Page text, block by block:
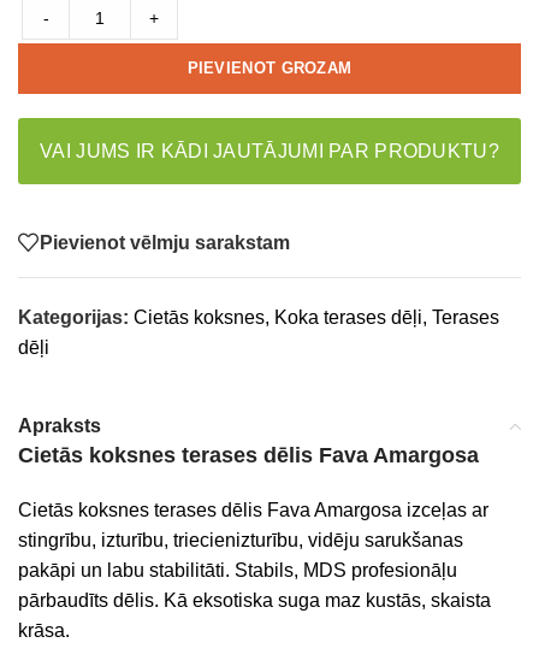
- +
PIEVIENOT GROZAM
VAI JUMS IR KĀDI JAUTĀJUMI PAR PRODUKTU?
Pievienot vēlmju sarakstam
Kategorijas: Cietās koksnes, Koka terases dēļi, Terases
dēļi
Apraksts
Cietās koksnes terases dēlis Fava Amargosa
Cietās koksnes terases dēlis Fava Amargosa izceļas ar
stingrību, izturību, triecienizturību, vidēju sarukšanas
pakāpi un labu stabilitāti. Stabils, MDS profesionāļu
pārbaudīts dēlis. Kā eksotiska suga maz kustās, skaista
krāsa.